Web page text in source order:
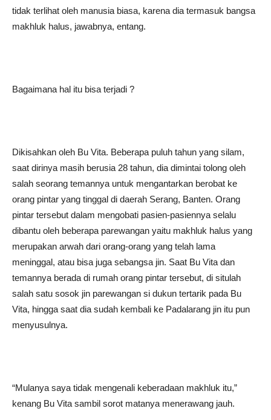
tidak terlihat oleh manusia biasa, karena dia termasuk bangsa
makhluk halus, jawabnya, entang.
Bagaimana hal itu bisa terjadi ?
Dikisahkan oleh Bu Vita. Beberapa puluh tahun yang silam,
saat dirinya masih berusia 28 tahun, dia dimintai tolong oleh
salah seorang temannya untuk mengantarkan berobat ke
orang pintar yang tinggal di daerah Serang, Banten. Orang
pintar tersebut dalam mengobati pasien-pasiennya selalu
dibantu oleh beberapa parewangan yaitu makhluk halus yang
merupakan arwah dari orang-orang yang telah lama
meninggal, atau bisa juga sebangsa jin. Saat Bu Vita dan
temannya berada di rumah orang pintar tersebut, di situlah
salah satu sosok jin parewangan si dukun tertarik pada Bu
Vita, hingga saat dia sudah kembali ke Padalarang jin itu pun
menyusulnya.
“Mulanya saya tidak mengenali keberadaan makhluk itu,”
kenang Bu Vita sambil sorot matanya menerawang jauh.